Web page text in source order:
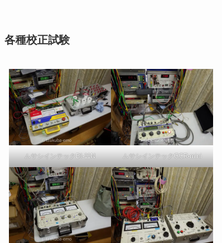
各種校正試験
ムサシインテックDI-11N ムサシインテックGCR-mini